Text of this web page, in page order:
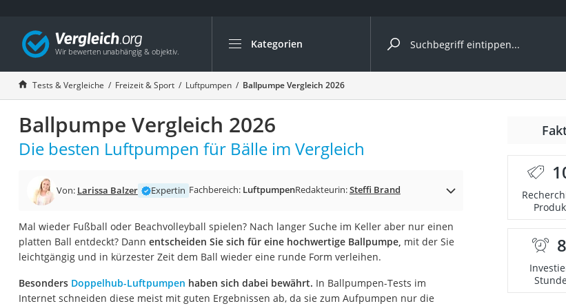
Kategorien
Die beliebtesten Vergleiche nach Kategorie
Freizeit & Sport
Gartentrampolin
Trampolin
Metalldetektor
Trampolin 366 cm
Aluminium-Koffer
Futterboot
E-Bike-Dreirad
Tests & Vergleiche Freizeit & Sport Luftpumpen Ballpumpe Vergleich 2026
Ballpumpe Vergleich 2026
Die besten Luftpumpen für Bälle im Vergleich
Von: Larissa Balzer Expertin Fachbereich: LuftpumpenRedakteurin:Steffi Brand
Mal wieder Fußball oder Beachvolleyball spielen? Nach langer Suche im Keller aber nur einen
platten Ball entdeckt? Dann entscheiden Sie sich für eine hochwertige Ballpumpe, mit der Sie
leichtgängig und in kürzester Zeit dem Ball wieder eine runde Form verleihen.
Besonders Doppelhub-Luftpumpen haben sich dabei bewährt. In Ballpumpen-Tests im
Internet schneiden diese meist mit guten Ergebnissen ab, da sie zum Aufpumpen nur die